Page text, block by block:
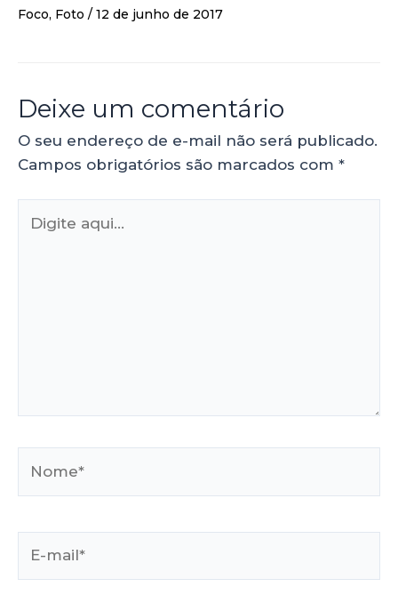
Foco, Foto / 12 de junho de 2017
Deixe um comentário
O seu endereço de e-mail não será publicado.
Campos obrigatórios são marcados com *